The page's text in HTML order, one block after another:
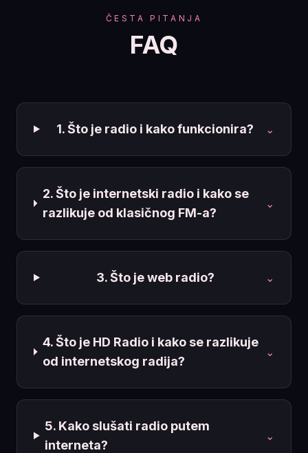
ČESTA PITANJA
FAQ
1. Što je radio i kako funkcionira? ⌄
2. Što je internetski radio i kako se
razlikuje od klasičnog FM-a?
⌄
3. Što je web radio? ⌄
4. Što je HD Radio i kako se razlikuje
od internetskog radija?
⌄
5. Kako slušati radio putem
interneta?
⌄